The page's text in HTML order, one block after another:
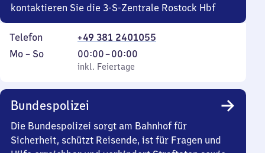
kontaktieren Sie die 3-S-Zentrale Rostock Hbf
Telefon
+49 381 2401055
Montag
Mo – So,
inkl. Feiertage
00:00–00:00
Von
0
0
Uhr
inkl. Feiertage
Bundespolizei
Die Bundespolizei sorgt am Bahnhof für
Sicherheit, schützt Reisende, ist für Fragen und